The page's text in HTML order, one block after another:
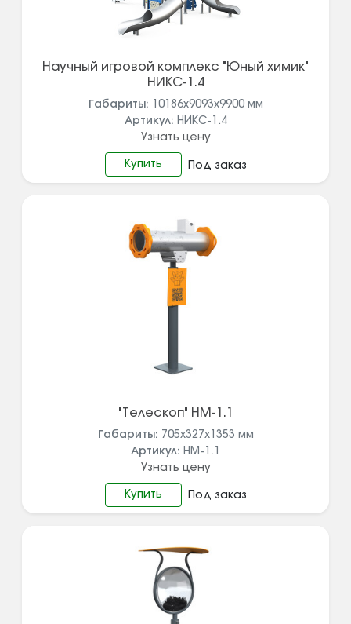
Научный игровой комплекс "Юный химик"
НИКС-1.4
Габариты: 10186x9093x9900 мм
Артикул: НИКС-1.4
Узнать цену
Купить Под заказ
"Телескоп" НМ-1.1
Габариты: 705х327х1353 мм
Артикул: НМ-1.1
Узнать цену
Купить Под заказ